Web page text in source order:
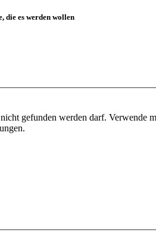
die es werden wollen
gefunden werden darf. Verwende